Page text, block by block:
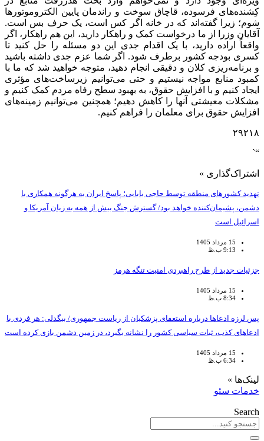
کِشنده‌های فرسوده، قاچاق سوخت و راندمان پایین الکتروموتورها
شوم؛ زیرا گفته‌اند که در خانه اگر کس است، یک حرف بس است.
آقایان وزرا از ما درخواست کمک و راهکار دارید، این هم راهکار، اگر
واقعاً اراده‌ دارید، با یک اقدام جدی این دو مسئله را حل کنید تا
کسری بودجه کشور برطرف شود. اگر شما عزم جدی داشته باشید
و برنامه‌ریزی کلان و دقیقی انجام دهید، متوجه خواهید شد که ما با
کمبود منابع مواجه نیستیم و حتی می‌توانیم زیرساخت‌های مؤثری
ایجاد کنیم و با افزایش حقوق، به بهبود سطح رفاه مردم کمک کنیم و
مشکلات معیشتی آنها را کاهش دهیم؛ همچنین می‌توانیم زمینه‌های
افزایش حقوق برای معلمان را فراهم کنیم.
۲۹۲۱۸
“`
اشتراک‌گذاری »
تهدید کشورهای منطقه توسط حاجی بابایی؛ پاسخ ایران به هرگونه همکاری با
دشمن، پشیمان‌کننده خواهد بود/ گسترش جنگ بیش از همه به زیان آمریکا و
اسرائیل است
15 مرداد 1405
9:13 ب.ظ
جزئیات جدید از طرح راهبردی امنیت تنگه هرمز
15 مرداد 1405
8:34 ب.ظ
پس لرزه ادعاها درباره استعفای پزشکیان از ریاست جمهوری/ بیگدلی: هر فردی با
ادعاهای کذب، ثبات سیاسی کشور را نشانه بگیرد، در زمین دشمن بازی کرده است
15 مرداد 1405
6:34 ب.ظ
لینک‌ها »
خدمات سئو
Search